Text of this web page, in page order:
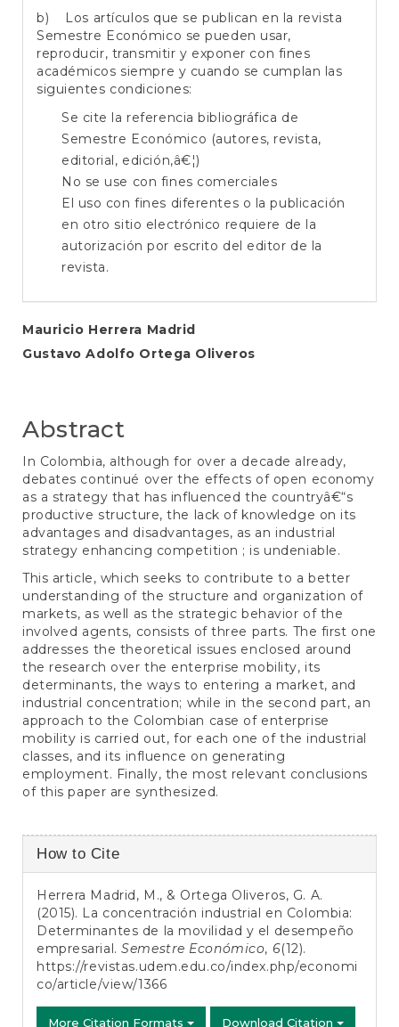
b) Los artículos que se publican en la revista
Semestre Económico se pueden usar,
reproducir, transmitir y exponer con fines
académicos siempre y cuando se cumplan las
siguientes condiciones:
Se cite la referencia bibliográfica de
Semestre Económico (autores, revista,
editorial, edición,â€¦)
No se use con fines comerciales
El uso con fines diferentes o la publicación
en otro sitio electrónico requiere de la
autorización por escrito del editor de la
revista.
Main
Article
Mauricio Herrera Madrid
Gustavo Adolfo Ortega Oliveros
Abstract
In Colombia, although for over a decade already,
debates continué over the effects of open economy
as a strategy that has influenced the countryâ€“s
productive structure, the lack of knowledge on its
advantages and disadvantages, as an industrial
strategy enhancing competition ; is undeniable.
This article, which seeks to contribute to a better
understanding of the structure and organization of
markets, as well as the strategic behavior of the
involved agents, consists of three parts. The first one
addresses the theoretical issues enclosed around
the research over the enterprise mobility, its
determinants, the ways to entering a market, and
industrial concentration; while in the second part, an
approach to the Colombian case of enterprise
mobility is carried out, for each one of the industrial
classes, and its influence on generating
employment. Finally, the most relevant conclusions
of this paper are synthesized.
Article
Details
How to Cite
Herrera Madrid, M., & Ortega Oliveros, G. A.
(2015). La concentración industrial en Colombia:
Determinantes de la movilidad y el desempeño
empresarial.Semestre Económico, 6(12).
https://revistas.udem.edu.co/index.php/economi
co/article/view/1366
More Citation Formats Download Citation